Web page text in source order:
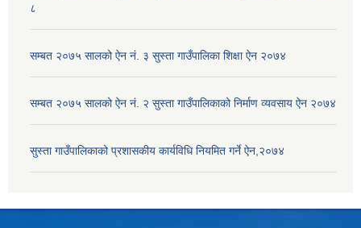
८
सम्बत २०७५ सालको ऐन नं. ३ सुस्ता गाउँपालिका शिक्षा ऐन २०७४
सम्बत २०७५ सालको ऐन नं. २ सुस्ता गाउँपालिकाको निर्माण व्यवसाय ऐन २०७४
सुस्ता गाउँपालिकाको प्रशासकीय कार्यविधि नियमित गर्ने ऐन,२०७४